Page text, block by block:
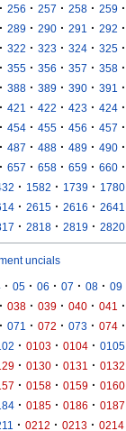
· 256 · 257 · 258 · 259 ·
· 289 · 290 · 291 · 292 ·
· 322 · 323 · 324 · 325 ·
· 355 · 356 · 357 · 358 ·
· 388 · 389 · 390 · 391 ·
· 421 · 422 · 423 · 424 ·
· 454 · 455 · 456 · 457 ·
· 487 · 488 · 489 · 490 ·
· 657 · 658 · 659 · 660 ·
· 1582 · 1739 · 1780
· 2615 · 2616 · 2641
· 2818 · 2819 · 2820
uncials
· 05 · 06 · 07 · 08 · 09
· 038 · 039 · 040 · 041 ·
· 071 · 072 · 073 · 074 ·
· 0103 · 0104 · 0105
· 0130 · 0131 · 0132
· 0158 · 0159 · 0160
· 0185 · 0186 · 0187
· 0212 · 0213 · 0214